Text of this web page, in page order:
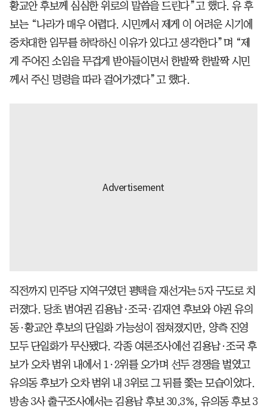
황교안 후보께 심심한 위로의 말씀을 드린다”고 했다. 유 후
보는 “나라가 매우 어렵다. 시민께서 제게 이 어려운 시기에
중차대한 임무를 허락하신 이유가 있다고 생각한다”며 “제
게 주어진 소임을 무겁게 받아들이면서 한발짝 한발짝 시민
께서 주신 명령을 따라 걸어가겠다”고 했다.
직전까지 민주당 지역구였던 평택을 재선거는 5자 구도로 치
러졌다. 당초 범여권 김용남·조국·김재연 후보와 야권 유의
동·황교안 후보의 단일화 가능성이 점쳐졌지만, 양측 진영
모두 단일화가 무산됐다. 각종 여론조사에선 김용남·조국 후
보가 오차 범위 내에서 1·2위를 오가며 선두 경쟁을 벌였고
유의동 후보가 오차 범위 내 3위로 그 뒤를 쫓는 모습이었다.
방송 3사 출구조사에서는 김용남 후보 30.3%, 유의동 후보 3